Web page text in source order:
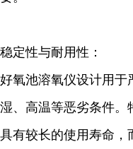
稳定性与耐用性：
好氧池溶氧仪设计用于
湿、高温等恶劣条件。
具有较长的使用寿命，